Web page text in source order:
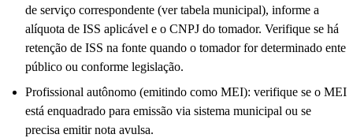
de serviço correspondente (ver tabela municipal), informe a
alíquota de ISS aplicável e o CNPJ do tomador. Verifique se há
retenção de ISS na fonte quando o tomador for determinado ente
público ou conforme legislação.
Profissional autônomo (emitindo como MEI): verifique se o MEI
está enquadrado para emissão via sistema municipal ou se
precisa emitir nota avulsa.